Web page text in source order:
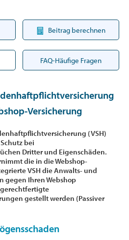
Beitrag berechnen
FAQ-Häufige Fragen
Versicherung
(VSH)
bei
Dritter und Eigenschäden.
die in die Webshop-
VSH die Anwalts- und
gegen Ihren Webshop
gestellt werden (Passiver